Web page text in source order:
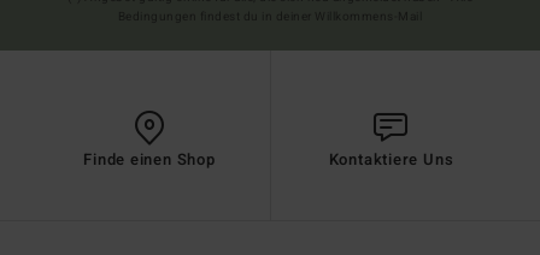
Finde einen Shop Kontaktiere Uns